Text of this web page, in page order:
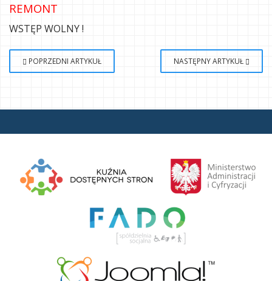
REMONT
WSTĘP WOLNY !
POPRZEDNI ARTYKUŁ NASTĘPNY ARTYKUŁ